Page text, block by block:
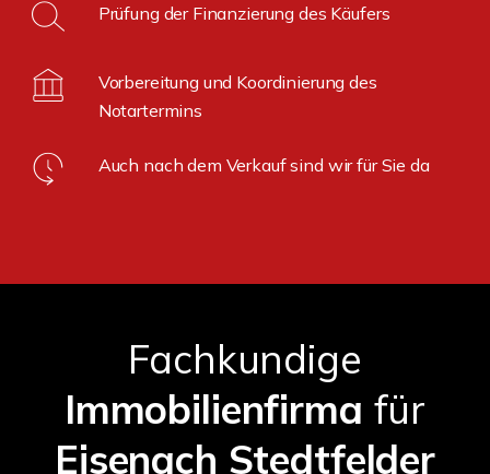
Prüfung der Finanzierung des Käufers
Vorbereitung und Koordinierung des
Notartermins
Auch nach dem Verkauf sind wir für Sie da
Fachkundige
Immobilienfirma für
Eisenach Stedtfelder